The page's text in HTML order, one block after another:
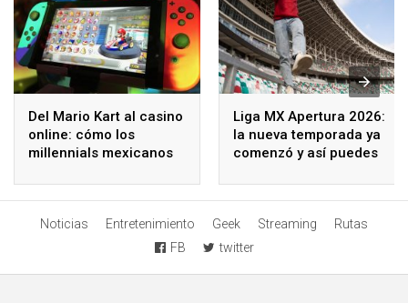
Del Mario Kart al casino
online: cómo los
millennials mexicanos
Liga MX Apertura 2026:
la nueva temporada ya
comenzó y así puedes
Noticias Entretenimiento Geek Streaming
Rutas
FB
twitter